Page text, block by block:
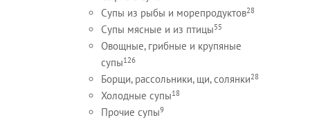
Супы из рыбы и морепродуктов28
Супы мясные и из птицы55
Овощные, грибные и крупяные
супы126
Борщи, рассольники, щи, солянки28
Холодные супы18
Прочие супы9